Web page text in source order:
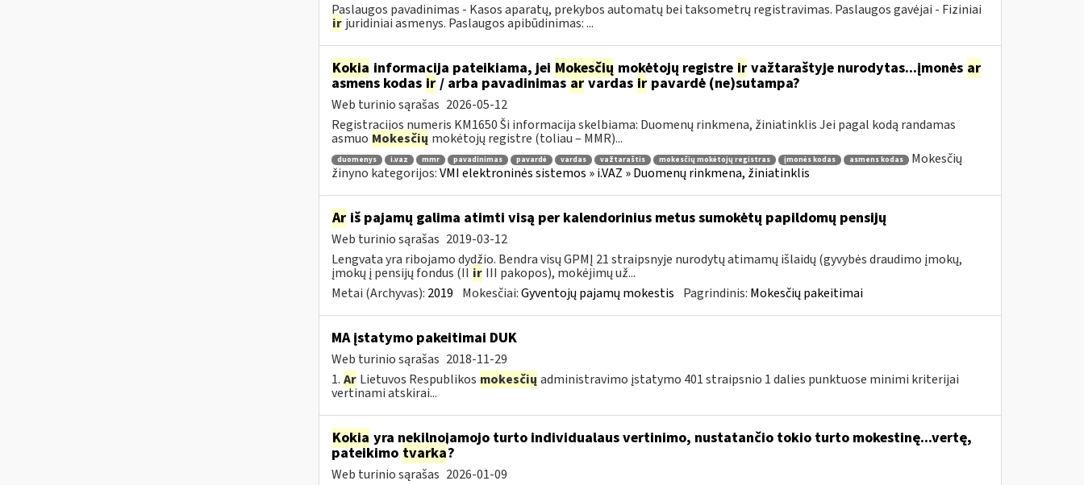
Paslaugos pavadinimas - Kasos aparatų, prekybos automatų bei taksometrų registravimas. Paslaugos gavėjai - Fiziniai
ir juridiniai asmenys. Paslaugos apibūdinimas: ...
Kokia informacija pateikiama, jei Mokesčių mokėtojų registre irvažtaraštyje nurodytas...įmonės ar
asmens kodas ir/ arba pavadinimasarvardas irpavardė (ne)sutampa?
Web turinio sąrašas 2026-05-12
Registracijos numeris KM1650 Ši informacija skelbiama: Duomenų rinkmena, žiniatinklis Jei pagal kodą randamas
asmuo Mokesčių mokėtojų registre (toliau – MMR)...
duomenys i.vaz mmr pavadinimas pavardė vardas važtaraštis mokesčių mokėtojų registras įmonės kodas asmens kodas
Mokesčių
žinyno kategorijos:VMI elektroninės sistemos » i.VAZ » Duomenų rinkmena, žiniatinklis
Ariš pajamų galima atimti visą per kalendorinius metus sumokėtų papildomų pensijų
Web turinio sąrašas 2019-03-12
Lengvata yra ribojamo dydžio. Bendra visų GPMĮ 21 straipsnyje nurodytų atimamų išlaidų (gyvybės draudimo įmokų,
įmokų į pensijų fondus (II ir III pakopos), mokėjimų už...
Metai (Archyvas): 2019 Mokesčiai:Gyventojų pajamų mokestis Pagrindinis: Mokesčių pakeitimai
MA įstatymo pakeitimai DUK
Web turinio sąrašas 2018-11-29
1. Ar Lietuvos Respublikos mokesčių administravimo įstatymo 401 straipsnio 1 dalies punktuose minimi kriterijai
vertinami atskirai...
Kokia yra nekilnojamojo turto individualaus vertinimo, nustatančio tokio turto mokestinę...vertę,
pateikimo tvarka?
Web turinio sąrašas 2026-01-09